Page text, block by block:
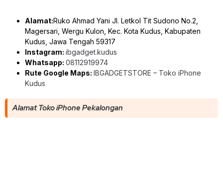
Alamat:Ruko Ahmad Yani Jl. Letkol Tit Sudono No.2,
Magersari, Wergu Kulon, Kec. Kota Kudus, Kabupaten
Kudus, Jawa Tengah 59317
Instagram: ibgadget.kudus
Whatsapp: 08112919974
Rute Google Maps: IBGADGETSTORE – Toko iPhone
Kudus
Alamat Toko iPhone Pekalongan